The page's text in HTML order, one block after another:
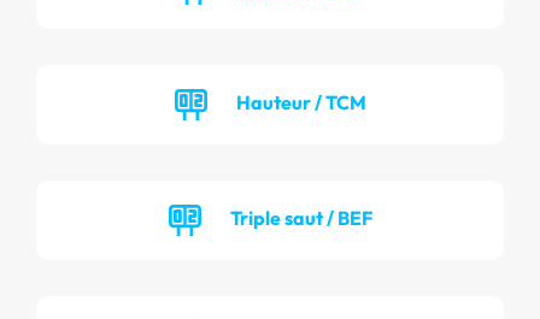
Hauteur / TCM
Triple saut / BEF